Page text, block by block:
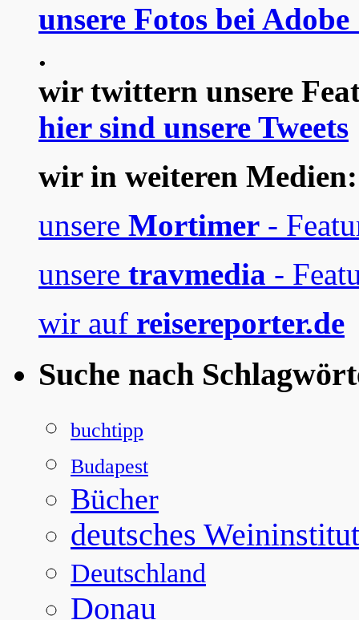
unsere Fotos bei
.
wir twittern unsere
hier sind unsere Tweets
wir in weiteren Medien:
unsere Mortimer -
unsere travmedia -
wir auf reisereporter.de
Suche nach
buchtipp
Budapest
Bücher
deutsches Weininstitut
Deutschland
Donau